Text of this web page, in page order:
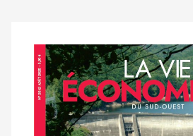
Notre
dernier
magazine